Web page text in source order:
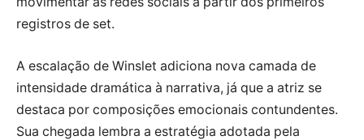
registros de set.
A escalação de Winslet adiciona nova camada de
intensidade dramática à narrativa, já que a atriz se
destaca por composições emocionais contundentes.
Sua chegada lembra a estratégia adotada pela